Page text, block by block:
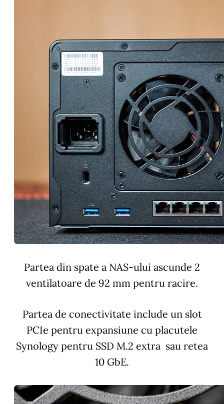
Partea din spate a NAS-ului ascunde 2
ventilatoare de 92 mm pentru racire.
Partea de conectivitate include un slot
PCIe pentru expansiune cu placutele
Synology pentru SSD M.2 extra sau retea
10 GbE.